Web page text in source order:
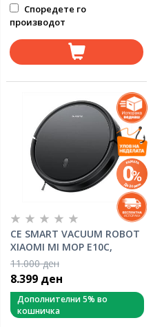
Споредете го
производот
CE SMART VACUUM ROBOT
XIAOMI MI MOP E10C,
Black/0
11.000 ден
8.399 ден
Дополнителни 5% во
кошничка